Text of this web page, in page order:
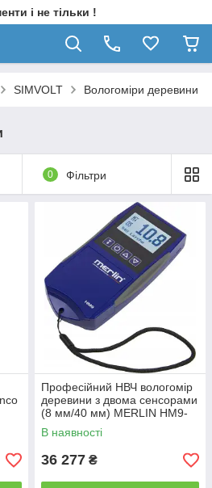
і не тільки !
SIMVOLT Вологоміри деревини
0 Фільтри
Професійний НВЧ вологомір
деревини з двома сенсорами
(8 мм/40 мм) MERLIN HM9-
DUO
В наявності
36 277 ₴